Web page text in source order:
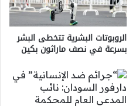
الروبوتات البشرية تتخطى البشر
بسرعة في نصف ماراثون بكين